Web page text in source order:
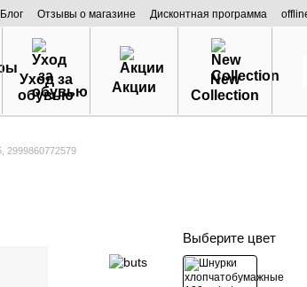
Блог Отзывы о магазине Дисконтная программа
Уход за
обувью
Акции
New
Collection
2999860772579
Выберите цвет